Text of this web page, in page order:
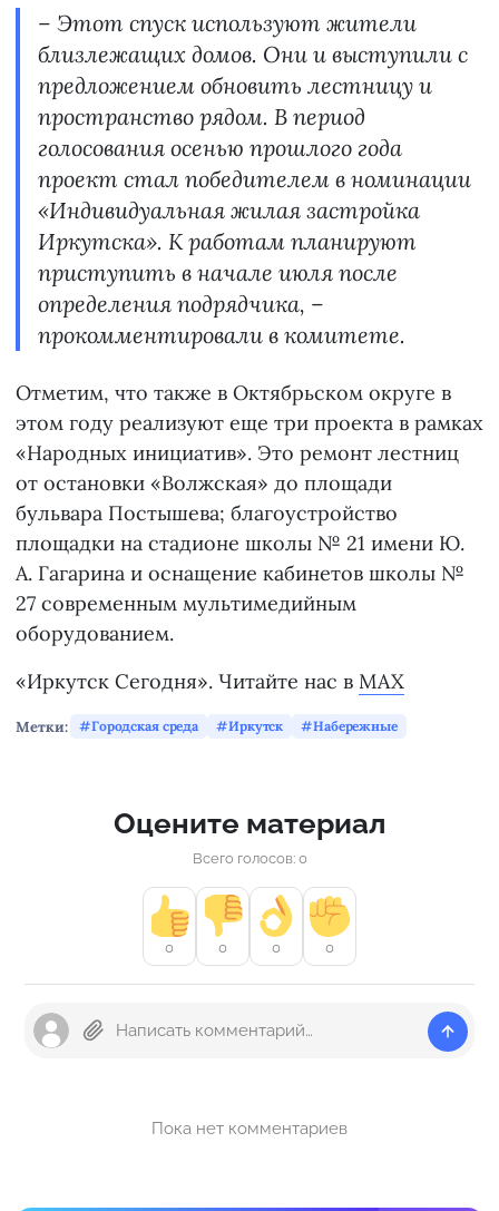
– Этот спуск используют жители
близлежащих домов. Они и выступили с
предложением обновить лестницу и
пространство рядом. В период
голосования осенью прошлого года
проект стал победителем в номинации
«Индивидуальная жилая застройка
Иркутска». К работам планируют
приступить в начале июля после
определения подрядчика, –
прокомментировали в комитете.
Отметим, что также в Октябрьском округе в
этом году реализуют еще три проекта в рамках
«Народных инициатив». Это ремонт лестниц
от остановки «Волжская» до площади
бульвара Постышева; благоустройство
площадки на стадионе школы № 21 имени Ю.
А. Гагарина и оснащение кабинетов школы №
27 современным мультимедийным
оборудованием.
«Иркутск Сегодня». Читайте нас в MAX
Метки: Городская среда Иркутск Набережные
Оцените материал
Всего голосов: 0
0 0 0 0
Пока нет комментариев